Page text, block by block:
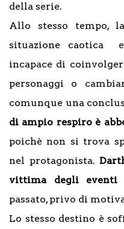
della serie.
Allo stesso tempo,
situazione caotica
incapace di
personaggi o
comunque una
di ampio respiro è
poichè non si trova
nel protagonista.
vittima degli eventi
passato, privo di
Lo stesso destino è